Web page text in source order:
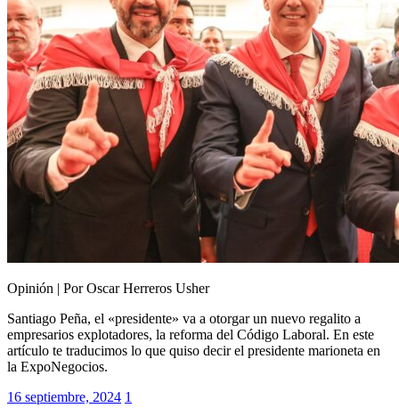
Opinión | Por Oscar Herreros Usher
Santiago Peña, el «presidente» va a otorgar un nuevo regalito a
empresarios explotadores, la reforma del Código Laboral. En este
artículo te traducimos lo que quiso decir el presidente marioneta en
la ExpoNegocios.
16 septiembre, 2024 1